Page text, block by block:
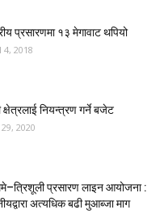
प्रसारणमा १३ मेगावाट थपियो
2018
क्षेत्रलाई नियन्त्रण गर्ने बजेट
2020
प्रसारण लाइन आयोजना :
अत्यधिक बढी मुआब्जा माग